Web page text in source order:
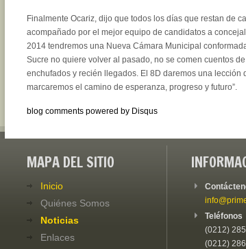
Finalmente Ocariz, dijo que todos los días que restan de
acompañado por el mejor equipo de candidatos a
2014 tendremos una Nueva Cámara Municipal
Sucre no quiere volver al pasado, no se comen cuentos
enchufados y recién llegados. El 8D daremos una
marcaremos el camino de esperanza, progreso y futuro”.
blog comments powered by Disqus
MAPA DEL SITIO
Inicio
Quiénes Somos
Noticias
Enlaces
Teléfonos
(0212)
(0212)